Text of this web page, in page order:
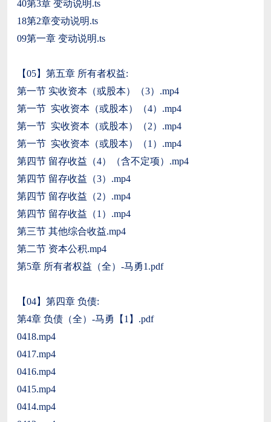
40第3章 变动说明.ts
18第2章变动说明.ts
09第一章 变动说明.ts
【05】第五章 所有者权益:
第一节 实收资本（或股本）（3）.mp4
第一节 实收资本（或股本）（4）.mp4
第一节 实收资本（或股本）（2）.mp4
第一节 实收资本（或股本）（1）.mp4
第四节 留存收益（4）（含不定项）.mp4
第四节 留存收益（3）.mp4
第四节 留存收益（2）.mp4
第四节 留存收益（1）.mp4
第三节 其他综合收益.mp4
第二节 资本公积.mp4
第5章 所有者权益（全）-马勇1.pdf
【04】第四章 负债:
第4章 负债（全）-马勇【1】.pdf
0418.mp4
0417.mp4
0416.mp4
0415.mp4
0414.mp4